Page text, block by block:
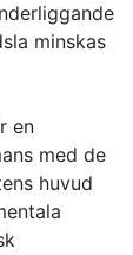
minskas
en
med de
huvud